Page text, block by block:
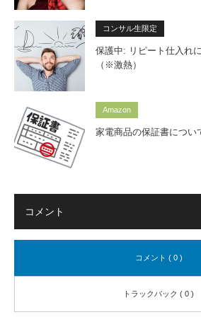
コンサル生限定
保護中: リピート仕入れ
（※激熱）
Amazon
家電商品の保証書につい
コメント
コメント ( 0 )
トラックバック ( 0 )